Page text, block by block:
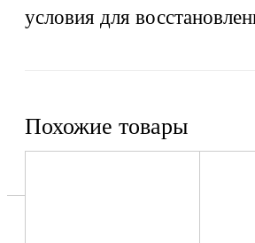
условия для
Похожие товары